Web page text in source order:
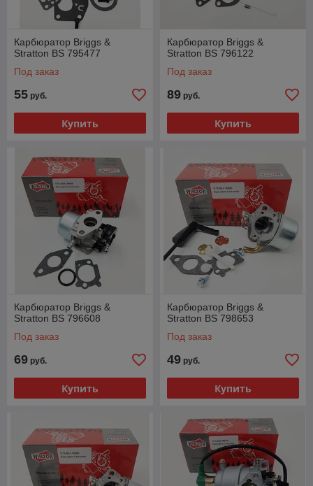
Карбюратор Briggs &
Stratton BS 795477
Под заказ
55 руб.
Купить
Карбюратор Briggs &
Stratton BS 796122
Под заказ
89 руб.
Купить
Карбюратор Briggs &
Stratton BS 796608
Под заказ
69 руб.
Купить
Карбюратор Briggs &
Stratton BS 798653
Под заказ
49 руб.
Купить